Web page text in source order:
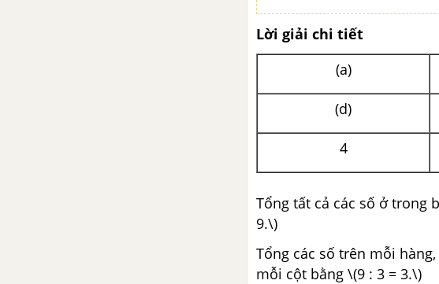
Lời giải chi tiết
(a)
(d)
4
Tổng tất cả các số ở trong
9.\)
Tổng các số trên mỗi
mỗi cột bằng \(9 : 3 = 3.\)